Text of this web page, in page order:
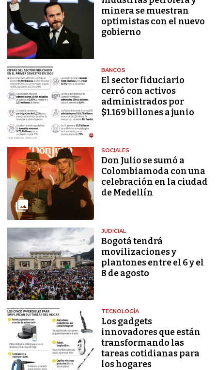
minera se muestran
optimistas con el nuevo
gobierno
BANCOS
El sector fiduciario
cerró con activos
administrados por
$1.169 billones a junio
SOCIALES
Don Julio se sumó a
Colombiamoda con una
celebración en la ciudad
de Medellín
JUDICIAL
Bogotá tendrá
movilizaciones y
plantones entre el 6 y el
8 de agosto
TECNOLOGÍA
Los gadgets
innovadores que están
transformando las
tareas cotidianas para
los hogares